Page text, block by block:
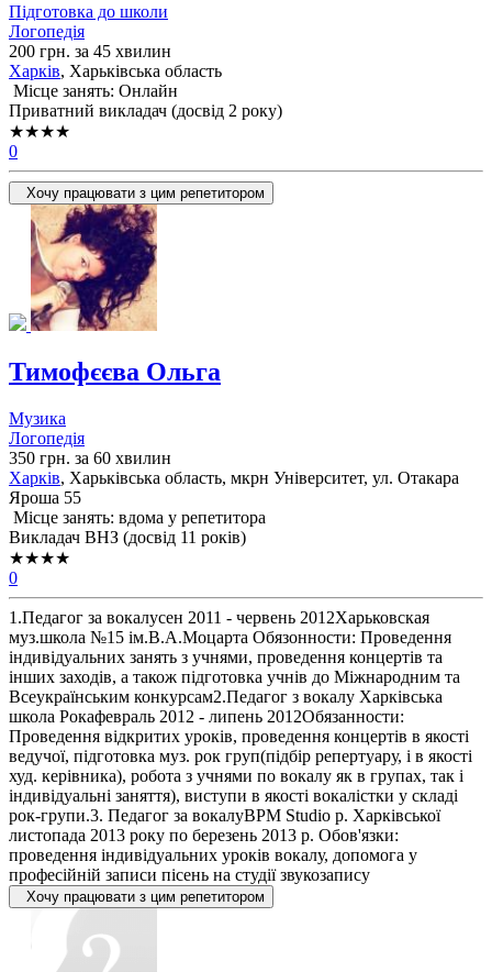
Підготовка до школи
Логопедія
200 грн. за 45 хвилин
Харків, Харьківська область
Місце занять: Онлайн
Приватний викладач (досвід 2 року)
★★★★
0
Хочу працювати з цим репетитором
Тимофєєва Ольга
Музика
Логопедія
350 грн. за 60 хвилин
Харків, Харьківська область, мкрн Університет, ул. Отакара
Яроша 55
Місце занять: вдома у репетитора
Викладач ВНЗ (досвід 11 років)
★★★★
0
1.Педагог за вокалусен 2011 - червень 2012Харьковская
муз.школа №15 ім.В.А.Моцарта Обязонности: Проведення
індивідуальних занять з учнями, проведення концертів та
інших заходів, а також підготовка учнів до Міжнародним та
Всеукраїнським конкурсам2.Педагог з вокалу Харківська
школа Рокафевраль 2012 - липень 2012Обязанности:
Проведення відкритих уроків, проведення концертів в якості
ведучої, підготовка муз. рок груп(підбір репертуару, і в якості
худ. керівника), робота з учнями по вокалу як в групах, так і
індивідуальні заняття), виступи в якості вокалістки у складі
рок-групи.3. Педагог за вокалуВРМ Studio р. Харківської
листопада 2013 року по березень 2013 р. Обов'язки:
проведення індивідуальних уроків вокалу, допомога у
професійній записи пісень на студії звукозапису
Хочу працювати з цим репетитором